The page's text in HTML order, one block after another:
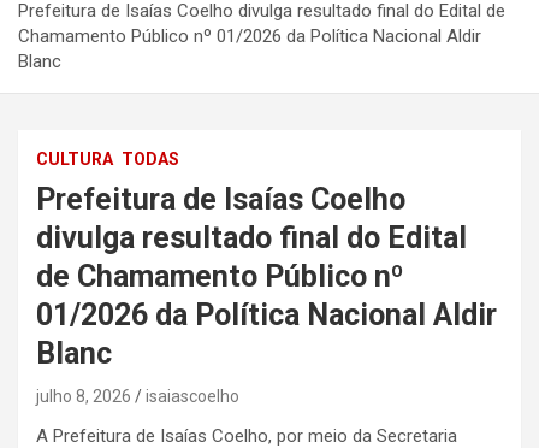
Prefeitura de Isaías Coelho divulga resultado final do Edital de
Chamamento Público nº 01/2026 da Política Nacional Aldir
Blanc
CULTURA TODAS
Prefeitura de Isaías Coelho
divulga resultado final do Edital
de Chamamento Público nº
01/2026 da Política Nacional Aldir
Blanc
julho 8, 2026 isaiascoelho
A Prefeitura de Isaías Coelho, por meio da Secretaria